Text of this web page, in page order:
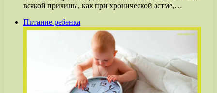
всякой причины, как при хронической астме,…
Питание ребенка